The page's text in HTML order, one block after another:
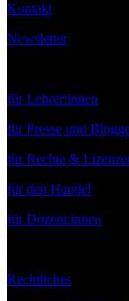
Kontakt
Newsletter
für Lehrer:innen
für Presse und
für Rechte &
für den Handel
für Dozent:innen
Rechtliches